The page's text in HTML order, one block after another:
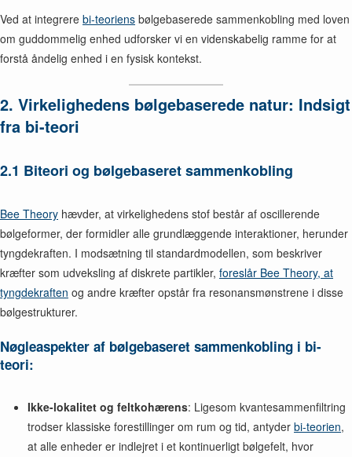
Ved at integrere bi-teoriens bølgebaserede sammenkobling med loven
om guddommelig enhed udforsker vi en videnskabelig ramme for at
forstå åndelig enhed i en fysisk kontekst.
2. Virkelighedens bølgebaserede natur: Indsigt
fra bi-teori
2.1 Biteori og bølgebaseret sammenkobling
Bee Theory hævder, at virkelighedens stof består af oscillerende
bølgeformer, der formidler alle grundlæggende interaktioner, herunder
tyngdekraften. I modsætning til standardmodellen, som beskriver
kræfter som udveksling af diskrete partikler, foreslår Bee Theory, at
tyngdekraften og andre kræfter opstår fra resonansmønstrene i disse
bølgestrukturer.
Nøgleaspekter af bølgebaseret sammenkobling i bi-
teori:
Ikke-lokalitet og feltkohærens: Ligesom kvantesammenfiltring
trodser klassiske forestillinger om rum og tid, antyder bi-teorien,
at alle enheder er indlejret i et kontinuerligt bølgefelt, hvor